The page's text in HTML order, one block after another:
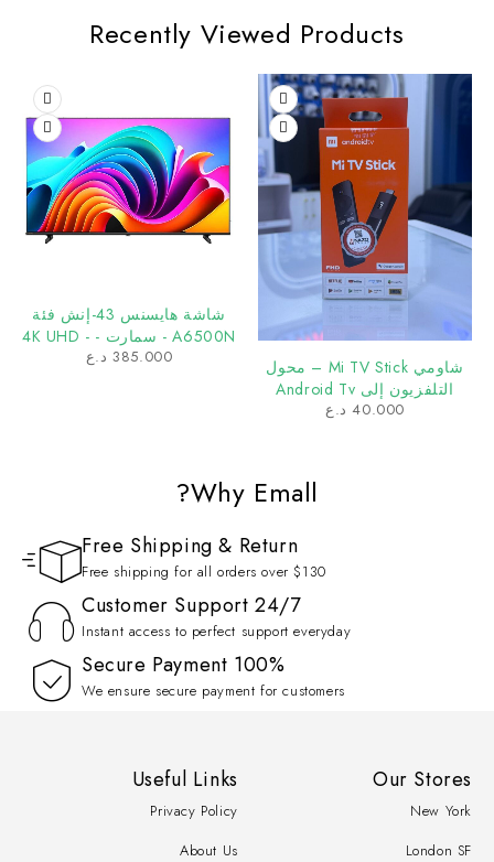
Recently Viewed Products
شاومي Mi TV Stick – محول
التلفزيون إلى Android Tv
40.000 د.ع
شاشة هايسنس 43-إنش فئة
A6500N - سمارت - 4K UHD -
LED - 60 هرتز - جوجل تي ف385.000 د.ع
Why Emall?
Free Shipping & Return
Free shipping for all orders over $130
Customer Support 24/7
Instant access to perfect support everyday
100% Secure Payment
We ensure secure payment for customers
Our Stores
New York
London SF
Useful Links
Privacy Policy
About Us